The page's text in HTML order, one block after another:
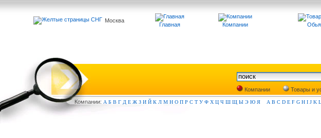
Москва
Главная Компании
Компании Товары и
Компании: А Б В Г Д Е Ж З И Й К Л М Н О П Р С Т У Ф Х Ц Ч Ш Щ Ы Э Ю Я A B C D E F G H I J K L